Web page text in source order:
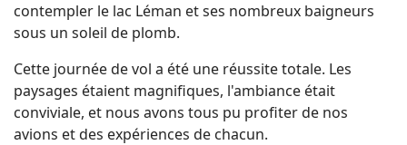
contempler le lac Léman et ses nombreux baigneurs
sous un soleil de plomb.
Cette journée de vol a été une réussite totale. Les
paysages étaient magnifiques, l'ambiance était
conviviale, et nous avons tous pu profiter de nos
avions et des expériences de chacun.